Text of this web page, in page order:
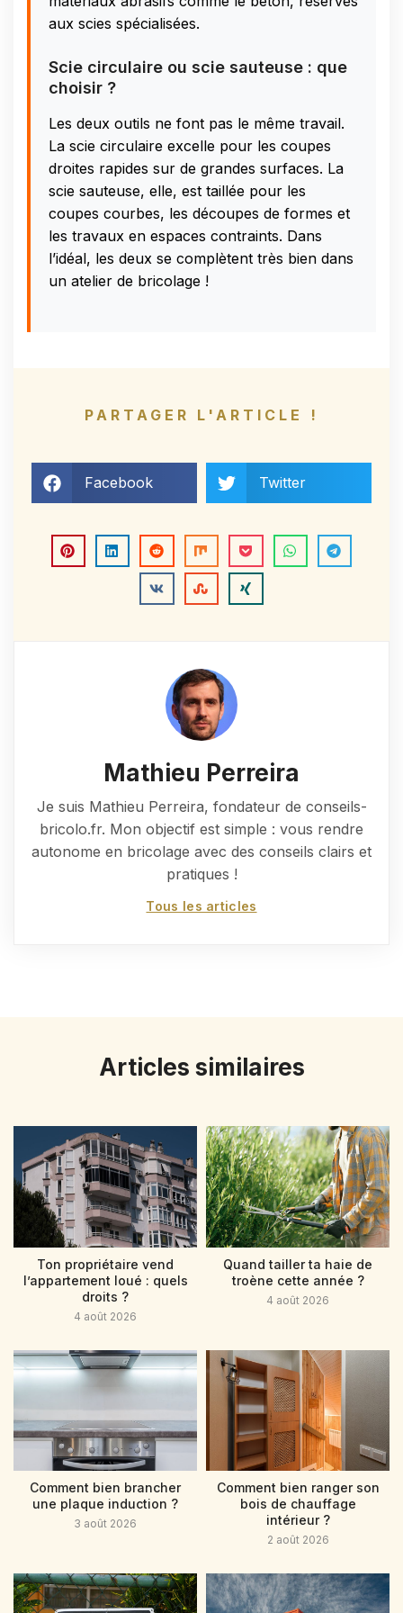
aux scies spécialisées.
Scie circulaire ou scie sauteuse : que
choisir ?
Les deux outils ne font pas le même travail.
La scie circulaire excelle pour les coupes
droites rapides sur de grandes surfaces. La
scie sauteuse, elle, est taillée pour les
coupes courbes, les découpes de formes et
les travaux en espaces contraints. Dans
l’idéal, les deux se complètent très bien dans
un atelier de bricolage !
PARTAGER L'ARTICLE !
Facebook Twitter
Mathieu Perreira
Je suis Mathieu Perreira, fondateur de conseils-
bricolo.fr. Mon objectif est simple : vous rendre
autonome en bricolage avec des conseils clairs et
pratiques !
Tous les articles
Articles similaires
Ton propriétaire vend
l’appartement loué : quels
droits ?
4 août 2026
Quand tailler ta haie de
troène cette année ?
4 août 2026
Comment bien brancher
une plaque induction ?
3 août 2026
Comment bien ranger son
bois de chauffage
intérieur ?
2 août 2026